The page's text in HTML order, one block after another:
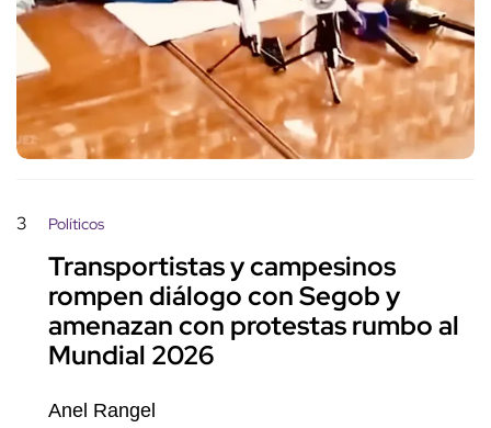
3 Políticos
Transportistas y campesinos
rompen diálogo con Segob y
amenazan con protestas rumbo al
Mundial 2026
Anel Rangel